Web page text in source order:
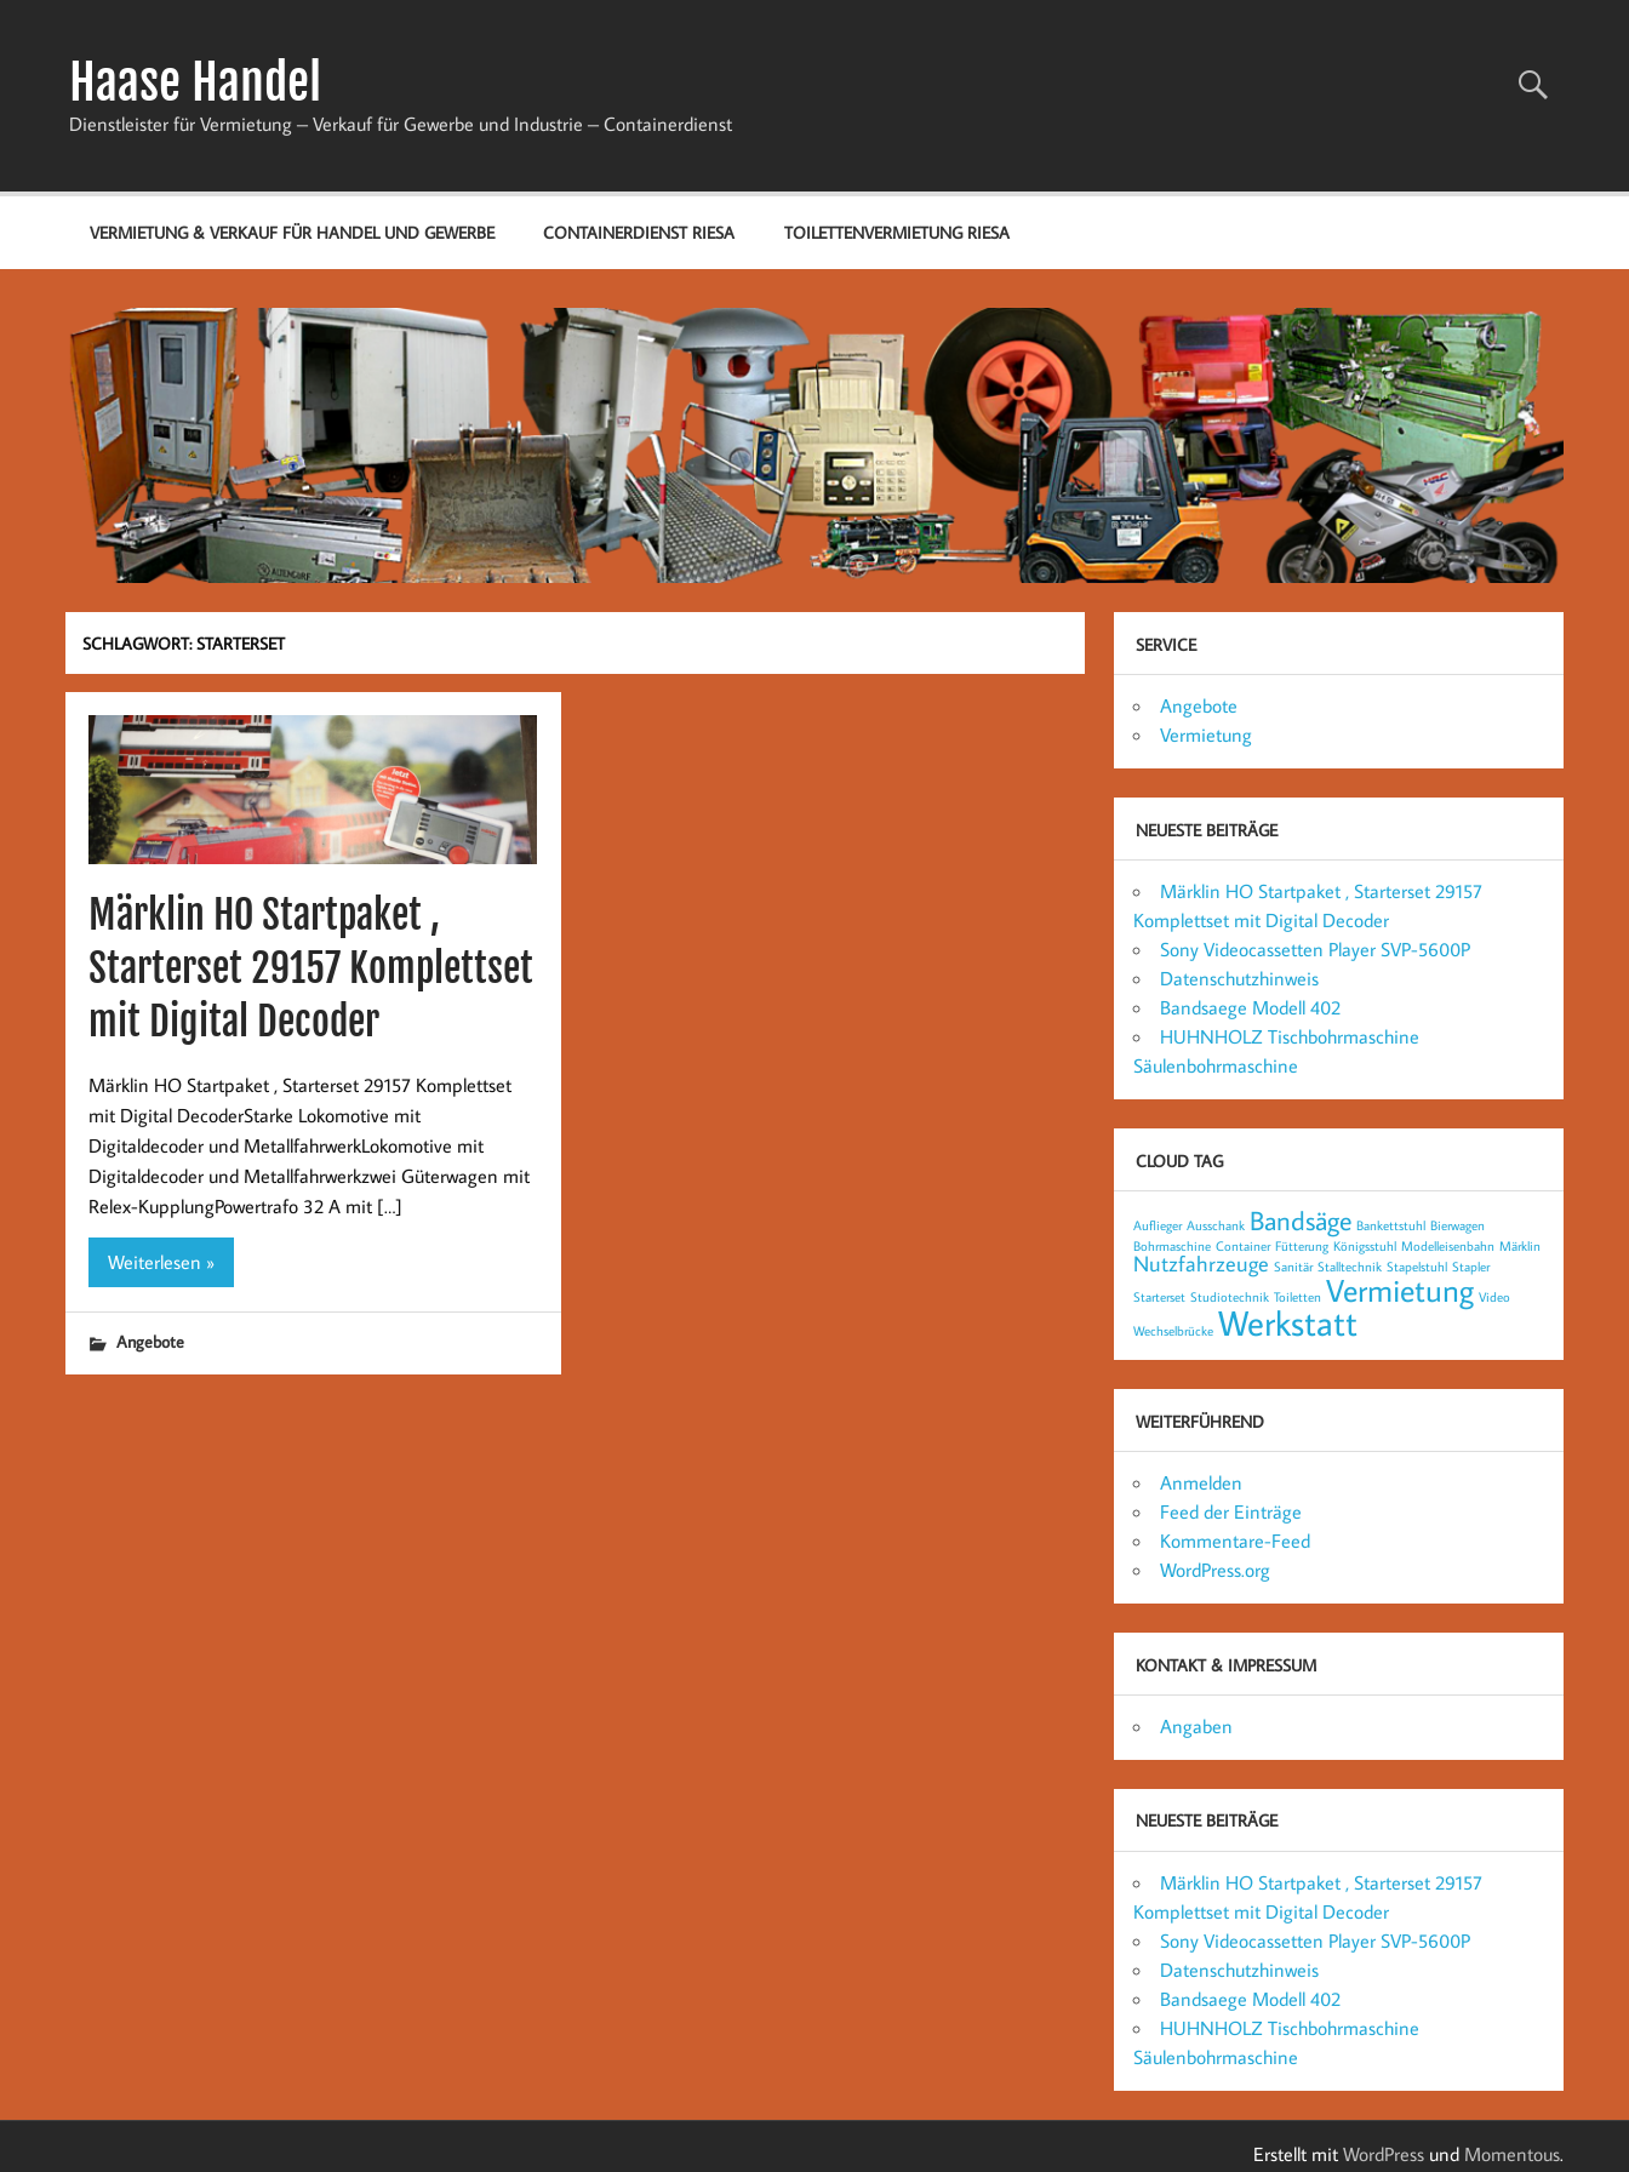
Haase Handel
Dienstleister für Vermietung – Verkauf für Gewerbe und Industrie – Containerdienst
VERMIETUNG & VERKAUF FÜR HANDEL UND GEWERBE CONTAINERDIENST RIESA TOILETTENVERMIETUNG RIESA
SCHLAGWORT:STARTERSET
Märklin HO Startpaket ,
Starterset 29157 Komplettset
mit Digital Decoder
Märklin HO Startpaket , Starterset 29157 Komplettset
mit Digital DecoderStarke Lokomotive mit
Digitaldecoder und MetallfahrwerkLokomotive mit
Digitaldecoder und Metallfahrwerkzwei Güterwagen mit
Relex-KupplungPowertrafo 32 A mit […]
Weiterlesen »
Angebote
SERVICE
Angebote
Vermietung
NEUESTE BEITRÄGE
Märklin HO Startpaket , Starterset 29157
Komplettset mit Digital Decoder
Sony Videocassetten Player SVP-5600P
Datenschutzhinweis
Bandsaege Modell 402
HUHNHOLZ Tischbohrmaschine
Säulenbohrmaschine
CLOUD TAG
Auflieger Ausschank Bandsäge Bankettstuhl Bierwagen
Bohrmaschine Container Fütterung Königsstuhl Modelleisenbahn Märklin
Nutzfahrzeuge Sanitär Stalltechnik Stapelstuhl Stapler
Starterset Studiotechnik Toiletten Vermietung Video
Wechselbrücke Werkstatt
WEITERFÜHREND
Anmelden
Feed der Einträge
Kommentare-Feed
WordPress.org
KONTAKT & IMPRESSUM
Angaben
NEUESTE BEITRÄGE
Märklin HO Startpaket , Starterset 29157
Komplettset mit Digital Decoder
Sony Videocassetten Player SVP-5600P
Datenschutzhinweis
Bandsaege Modell 402
HUHNHOLZ Tischbohrmaschine
Säulenbohrmaschine
Erstellt mitWordPress und Momentous.